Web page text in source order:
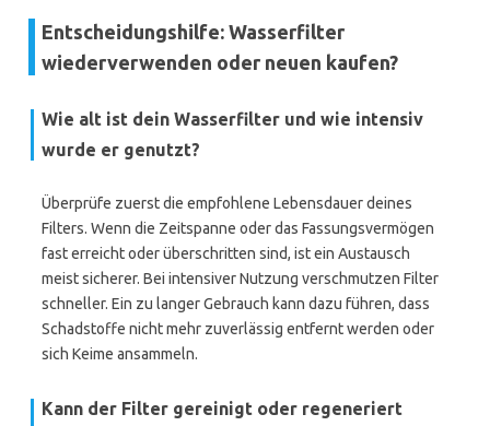
Entscheidungshilfe: Wasserfilter
wiederverwenden oder neuen kaufen?
Wie alt ist dein Wasserfilter und wie intensiv
wurde er genutzt?
Überprüfe zuerst die empfohlene Lebensdauer deines
Filters. Wenn die Zeitspanne oder das Fassungsvermögen
fast erreicht oder überschritten sind, ist ein Austausch
meist sicherer. Bei intensiver Nutzung verschmutzen Filter
schneller. Ein zu langer Gebrauch kann dazu führen, dass
Schadstoffe nicht mehr zuverlässig entfernt werden oder
sich Keime ansammeln.
Kann der Filter gereinigt oder regeneriert